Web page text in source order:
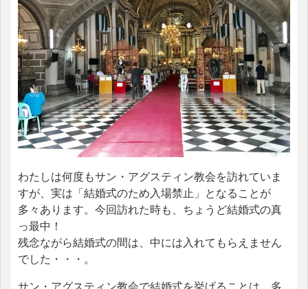
わたしは何度もサン・アグスティン教会を訪れていま
すが、実は「結婚式のため入場禁止」となることが
多々あります。今回訪れた時も、ちょうど結婚式の真
っ最中！
残念ながら結婚式の間は、中には入れてもらえません
でした・・・。